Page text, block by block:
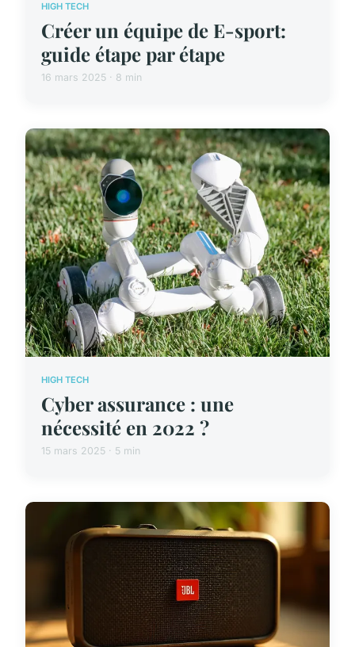
HIGH TECH
Créer un équipe de E-sport:
guide étape par étape
16 mars 2025 · 8 min
HIGH TECH
Cyber assurance : une
nécessité en 2022 ?
15 mars 2025 · 5 min